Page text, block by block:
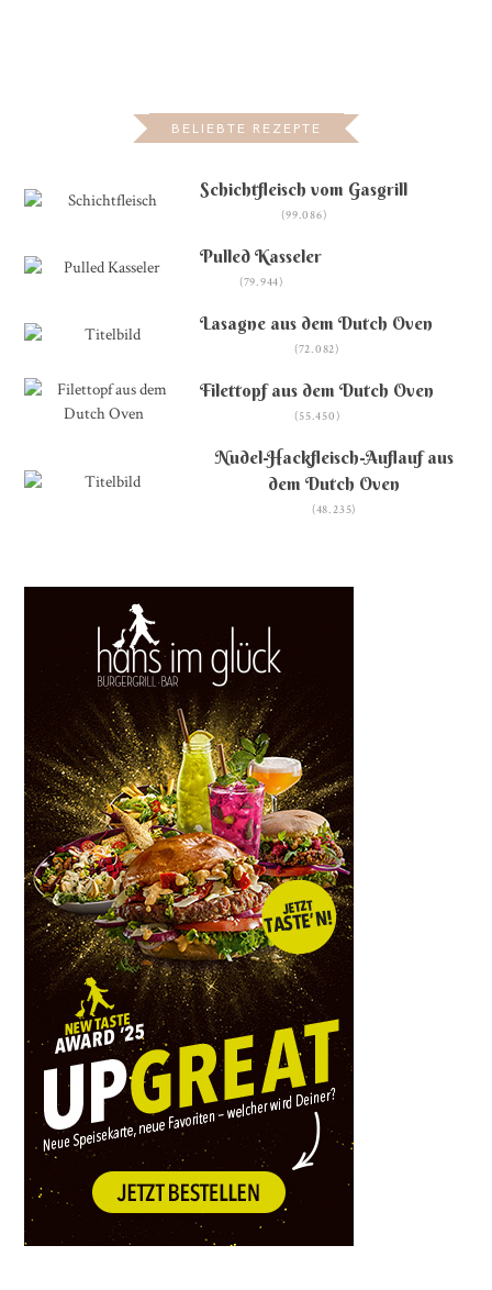
BELIEBTE REZEPTE
Schichtfleisch vom Gasgrill
(99.086)
Pulled Kasseler
(79.944)
Lasagne aus dem Dutch Oven
(72.082)
Filettopf aus dem Dutch Oven
(55.450)
Nudel-Hackfleisch-Auflauf aus
dem Dutch Oven
(48.235)